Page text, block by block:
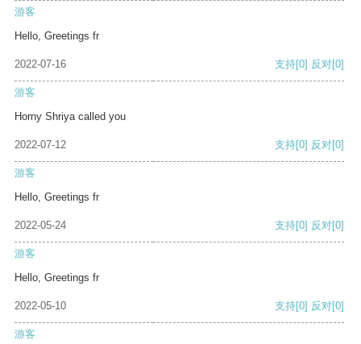
游客
Hello, Greetings fr
2022-07-16 支持[0] 反对[0]
游客
Horny Shriya called you
2022-07-12 支持[0] 反对[0]
游客
Hello, Greetings fr
2022-05-24 支持[0] 反对[0]
游客
Hello, Greetings fr
2022-05-10 支持[0] 反对[0]
游客